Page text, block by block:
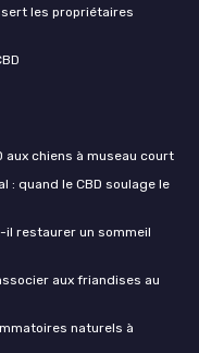
les propriétaires
aux chiens à museau court
quand le CBD soulage le
il restaurer un sommeil
aux friandises au
naturels à